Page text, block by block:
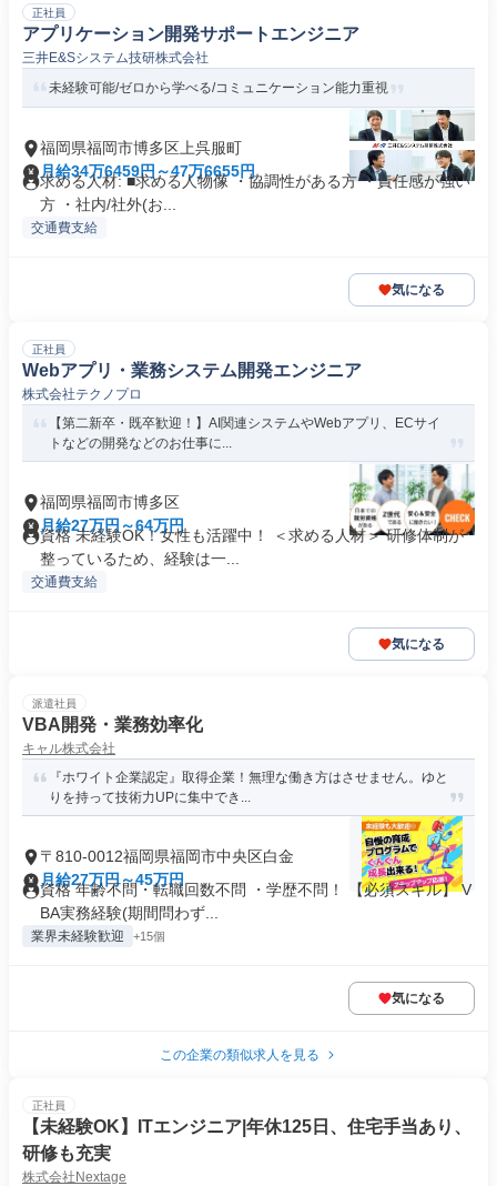
正社員
アプリケーション開発サポートエンジニア
三井E&Sシステム技研株式会社
未経験可能/ゼロから学べる/コミュニケーション能力重視
福岡県福岡市博多区上呉服町
月給34万6459円～47万6655円
求める人材: ■求める人物像 ・協調性がある方 ・責任感が強い
方 ・社内/社外(お...
交通費支給
気になる
正社員
Webアプリ・業務システム開発エンジニア
株式会社テクノプロ
【第二新卒・既卒歓迎！】AI関連システムやWebアプリ、ECサイ
トなどの開発などのお仕事に...
福岡県福岡市博多区
月給27万円～64万円
資格 未経験OK！女性も活躍中！ ＜求める人材＞ 研修体制が
整っているため、経験は一...
交通費支給
気になる
派遣社員
VBA開発・業務効率化
キャル株式会社
『ホワイト企業認定』取得企業！無理な働き方はさせません。ゆと
りを持って技術力UPに集中でき...
〒810-0012福岡県福岡市中央区白金
月給27万円～45万円
資格 年齢不問・転職回数不問 ・学歴不問！ 【必須スキル】 V
BA実務経験(期間問わず...
業界未経験歓迎 +15個
気になる
この企業の類似求人を見る
正社員
【未経験OK】ITエンジニア|年休125日、住宅手当あり、
研修も充実
株式会社Nextage